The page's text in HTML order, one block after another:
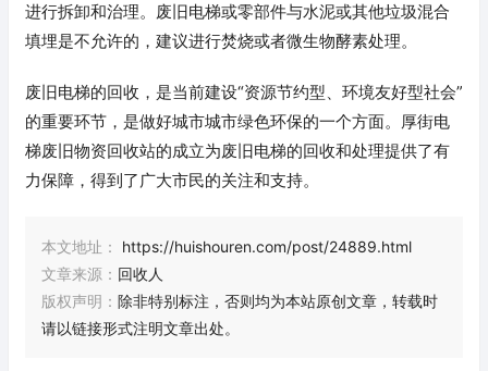
进行拆卸和治理。废旧电梯或零部件与水泥或其他垃圾混合
填埋是不允许的，建议进行焚烧或者微生物酵素处理。
废旧电梯的回收，是当前建设“资源节约型、环境友好型社会”
的重要环节，是做好城市城市绿色环保的一个方面。厚街电
梯废旧物资回收站的成立为废旧电梯的回收和处理提供了有
力保障，得到了广大市民的关注和支持。
本文地址：
https://huishouren.com/post/24889.html
文章来源： 回收人
版权声明： 除非特别标注，否则均为本站原创文章，转载时
请以链接形式注明文章出处。